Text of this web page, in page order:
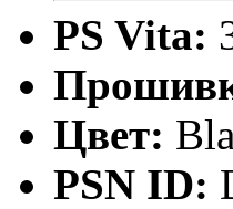
PS Vita:
Цвет:
PSN ID: